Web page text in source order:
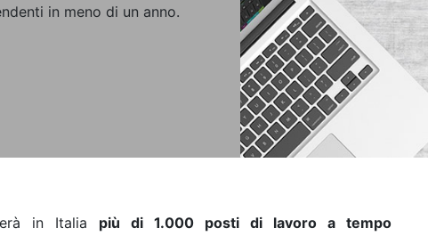
in meno di un anno.
in Italia più di 1.000 posti di lavoro a tempo